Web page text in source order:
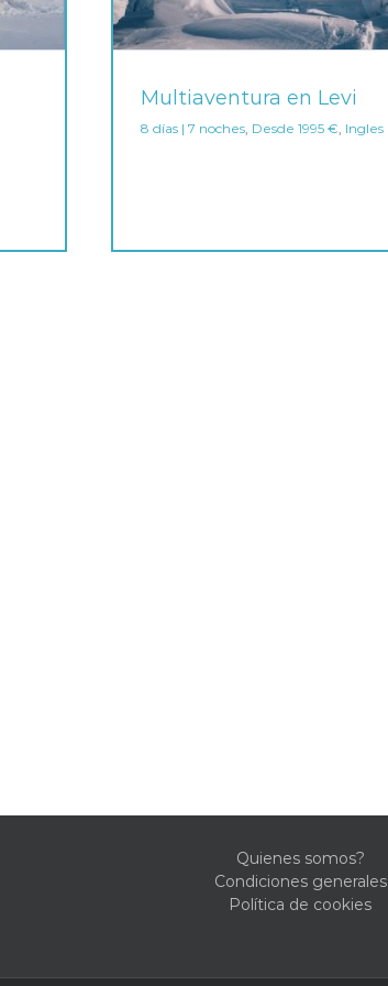
Multiaventura en Levi
8 días | 7 noches, Desde 1995 €, Ingles
Quienes somos?
Condiciones generales
Política de cookies